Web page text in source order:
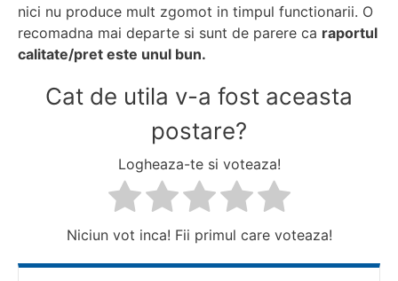
nici nu produce mult zgomot in timpul functionarii. O
recomadna mai departe si sunt de parere ca raportul
calitate/pret este unul bun.
Cat de utila v-a fost aceasta
postare?
Logheaza-te si voteaza!
Niciun vot inca! Fii primul care voteaza!